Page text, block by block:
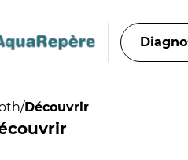
/Découvrir